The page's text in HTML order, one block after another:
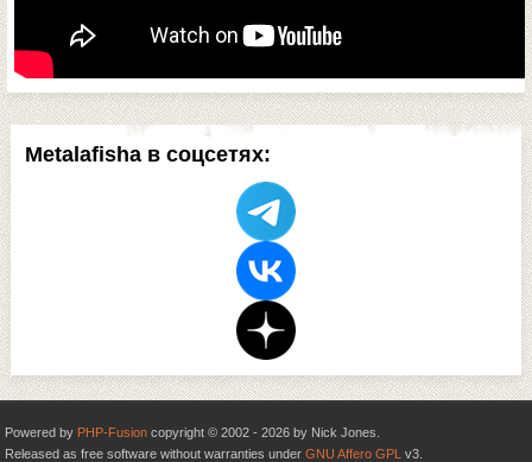
Metalafisha в соцсетях:
Powered by PHP-Fusion copyright © 2002 - 2026 by Nick Jones.
Released as free software without warranties under GNU Affero GPL v3.